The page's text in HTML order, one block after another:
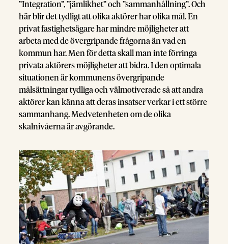
”Integration”, ”jämlikhet” och ”sammanhållning”. Och
här blir det tydligt att olika aktörer har olika mål. En
privat fastighetsägare har mindre möjligheter att
arbeta med de övergripande frågorna än vad en
kommun har. Men för detta skall man inte förringa
privata aktörers möjligheter att bidra. I den optimala
situationen är kommunens övergripande
målsättningar tydliga och välmotiverade så att andra
aktörer kan känna att deras insatser verkar i ett större
sammanhang. Medvetenheten om de olika
skalnivåerna är avgörande.